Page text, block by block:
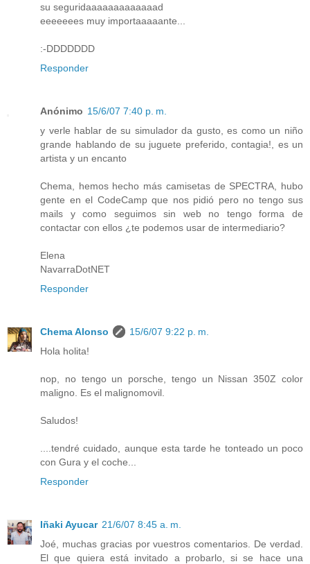
su seguridaaaaaaaaaaaaad
eeeeeees muy importaaaaante...
:-DDDDDDD
Responder
Anónimo 15/6/07 7:40 p. m.
y verle hablar de su simulador da gusto, es como un niño
grande hablando de su juguete preferido, contagia!, es un
artista y un encanto
Chema, hemos hecho más camisetas de SPECTRA, hubo
gente en el CodeCamp que nos pidió pero no tengo sus
mails y como seguimos sin web no tengo forma de
contactar con ellos ¿te podemos usar de intermediario?
Elena
NavarraDotNET
Responder
Chema Alonso
15/6/07 9:22 p. m.
Hola holita!
nop, no tengo un porsche, tengo un Nissan 350Z color
maligno. Es el malignomovil.
Saludos!
....tendré cuidado, aunque esta tarde he tonteado un poco
con Gura y el coche...
Responder
Iñaki Ayucar 21/6/07 8:45 a. m.
Joé, muchas gracias por vuestros comentarios. De verdad.
El que quiera está invitado a probarlo, si se hace una